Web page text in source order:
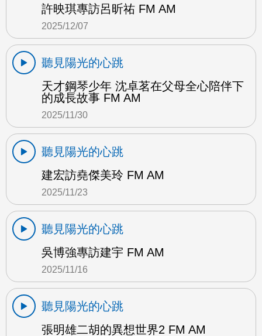
許映琪專訪呂昕祐 FM AM
2025/12/07
聽見陽光的心跳
天才鋼琴少年 沈卓茗在父母全心陪伴下
的成長故事 FM AM
2025/11/30
聽見陽光的心跳
建宏訪堯傑美玲 FM AM
2025/11/23
聽見陽光的心跳
吳博強專訪建宇 FM AM
2025/11/16
聽見陽光的心跳
張明雄二胡的異想世界2 FM AM